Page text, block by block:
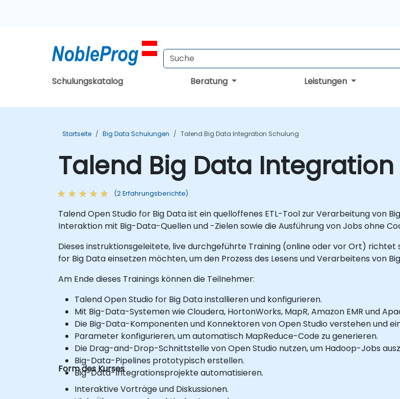
Schulungskatalog Beratung Leistungen
Startseite Big Data Schulungen Talend Big Data Integration Schulung
Talend Big Data
(2 Erfahrungsberichte)
Talend Open Studio for Big Data ist ein quelloffenes ETL-Tool zur Verarbeitung von
Interaktion mit Big-Data-Quellen und -Zielen sowie die Ausführung von Jobs ohne
Dieses instruktionsgeleitete, live durchgeführte Training (online oder vor Ort)
for Big Data einsetzen möchten, um den Prozess des Lesens und Verarbeitens von
Am Ende dieses Trainings können die Teilnehmer:
Talend Open Studio for Big Data installieren und konfigurieren.
Mit Big-Data-Systemen wie Cloudera, HortonWorks, MapR, Amazon EMR und
Die Big-Data-Komponenten und Konnektoren von Open Studio verstehen und
Parameter konfigurieren, um automatisch MapReduce-Code zu generieren.
Die Drag-and-Drop-Schnittstelle von Open Studio nutzen, um Hadoop-Jobs
Big-Data-Pipelines prototypisch erstellen.
Big-Data-Integrationsprojekte automatisieren.
Form des Kurses
Interaktive Vorträge und Diskussionen.